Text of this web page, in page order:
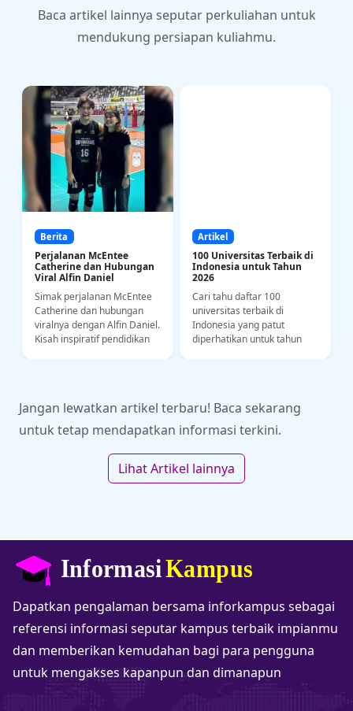
Baca artikel lainnya seputar perkuliahan untuk
mendukung persiapan kuliahmu.
Berita
Perjalanan McEntee
Catherine dan Hubungan
Viral Alfin Daniel
Simak perjalanan McEntee
Catherine dan hubungan
viralnya dengan Alfin Daniel.
Kisah inspiratif pendidikan
Artikel
100 Universitas Terbaik di
Indonesia untuk Tahun
2026
Cari tahu daftar 100
universitas terbaik di
Indonesia yang patut
diperhatikan untuk tahun
Jangan lewatkan artikel terbaru! Baca sekarang
untuk tetap mendapatkan informasi terkini.
Lihat Artikel lainnya
Dapatkan pengalaman bersama inforkampus sebagai
referensi informasi seputar kampus terbaik impianmu
dan memberikan kemudahan bagi para pengguna
untuk mengakses kapanpun dan dimanapun